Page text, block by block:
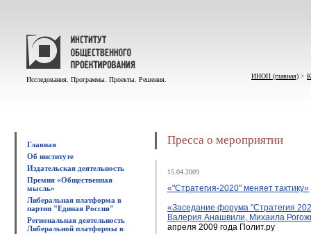
Исследования. Программы. Проекты. Решения. ИНОП (главная) >
Главная
Об институте
Издательская деятельность
Премия «Общественная
мысль»
Либеральная платформа в
партии "Единая Россия"
Региональная деятельность
Либеральной платформы в
Пресса о мероприятии
15.04.2009
«"Стратегия-2020" меняет тактику»
«Заседание форума "Стратегия
Валерия Анашвили, Михаила
апреля 2009 года Полит.ру